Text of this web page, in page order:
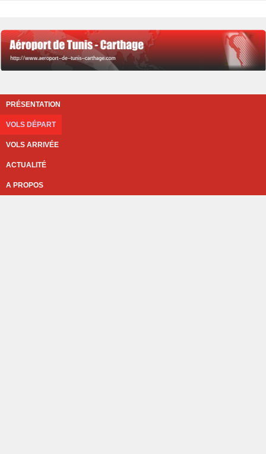
PRÉSENTATION
VOLS DÉPART
VOLS ARRIVÉE
ACTUALITÉ
A PROPOS